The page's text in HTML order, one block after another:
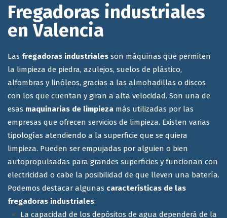
Fregadoras industriales
en Valencia
Las fregadoras industriales son máquinas que permiten
la limpieza de piedra, azulejos, suelos de plástico,
alfombras y linóleos, gracias a las almohadillas o discos
con los que cuentan y giran a alta velocidad. Son una de
esas maquinarias de limpieza más utilizadas por las
empresas que ofrecen servicios de limpieza. Existen varias
tipologías atendiendo a la superficie que se quiera
limpieza. Pueden ser empujadas por alguien o bien
autopropulsadas para grandes superficies y funcionan con
electricidad o cabe la posibilidad de que lleven una batería.
Podemos destacar algunas características de las
fregadoras industriales:
La capacidad de los depósitos de agua dependerá de la